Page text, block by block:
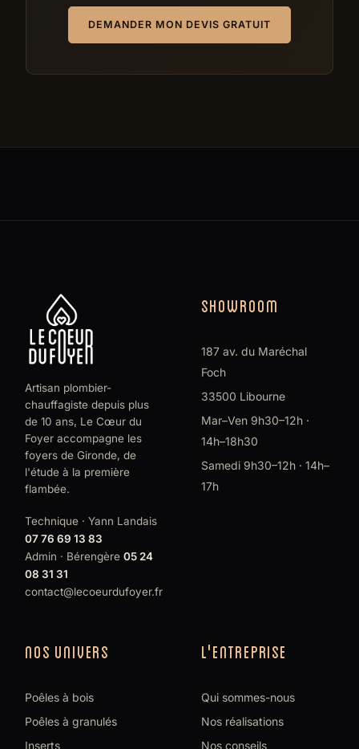
DEMANDER MON DEVIS GRATUIT
Artisan plombier-
chauffagiste depuis plus
de 10 ans, Le Cœur du
Foyer accompagne les
foyers de Gironde, de
l'étude à la première
flambée.
Technique · Yann Landais
07 76 69 13 83
Admin · Bérengère05 24
08 31 31
contact@lecoeurdufoyer.fr
SHOWROOM
187 av. du Maréchal
Foch
33500 Libourne
Mar–Ven 9h30–12h ·
14h–18h30
Samedi 9h30–12h · 14h–
17h
NOS UNIVERS
Poêles à bois
Poêles à granulés
Inserts
L'ENTREPRISE
Qui sommes-nous
Nos réalisations
Nos conseils